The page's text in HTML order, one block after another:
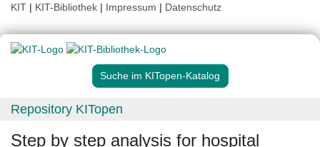
KIT | KIT-Bibliothek | Impressum | Datenschutz
Suche im KITopen-Katalog
Repository KITopen
Step by step analysis for hospital